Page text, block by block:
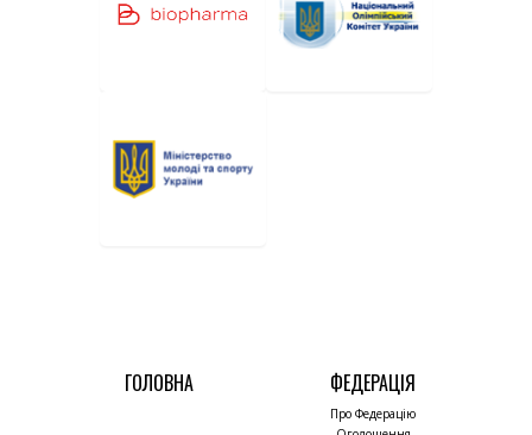
ГОЛОВНА ФЕДЕРАЦІЯ
Про Федерацію